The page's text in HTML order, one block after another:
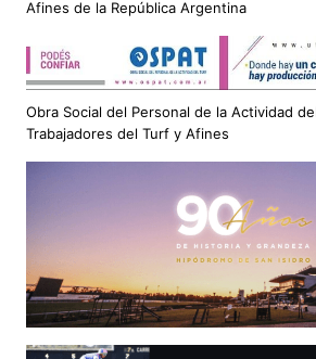
Afines de la República Argentina
Obra Social del Personal de la Actividad
Trabajadores del Turf y Afines